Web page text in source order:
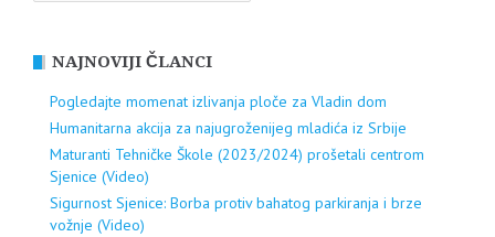
NAJNOVIJI ČLANCI
Pogledajte momenat izlivanja ploče za Vladin dom
Humanitarna akcija za najugroženijeg mladića iz Srbije
Maturanti Tehničke Škole (2023/2024) prošetali centrom
Sjenice (Video)
Sigurnost Sjenice: Borba protiv bahatog parkiranja i brze
vožnje (Video)